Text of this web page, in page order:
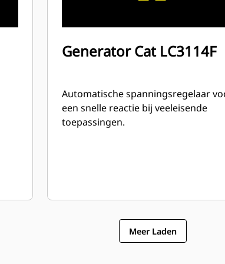
Generator Cat LC3114F
Automatische spanningsregelaar
een snelle reactie bij veeleisende
toepassingen.
Meer Laden